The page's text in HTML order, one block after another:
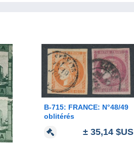
B-715: FRANCE: N°48/49
oblitérés
± 35,14 $US